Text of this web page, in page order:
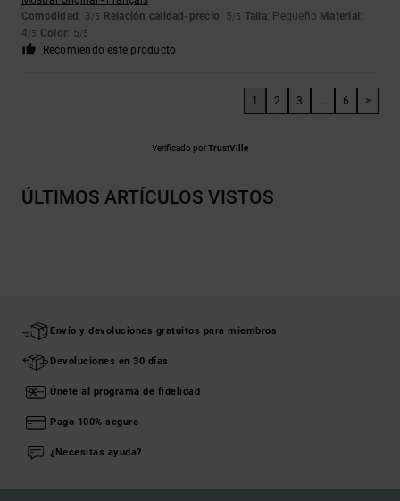
Comodidad : 3/5 Relación calidad-precio: 5/5 Talla: Pequeño Material :
4/5 Color: 5/5
Recomiendo este producto
1 2 3 ... 6 >
Verificado porTrustVille
ÚLTIMOS ARTÍCULOS VISTOS
Envío y devoluciones gratuitos para miembros
Devoluciones en 30 días
Únete al programa de fidelidad
Pago 100% seguro
¿Necesitas ayuda?